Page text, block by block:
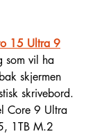
15 Ultra 9
som vil ha
skjermen
skrivebord.
Core 9 Ultra
1TB M.2